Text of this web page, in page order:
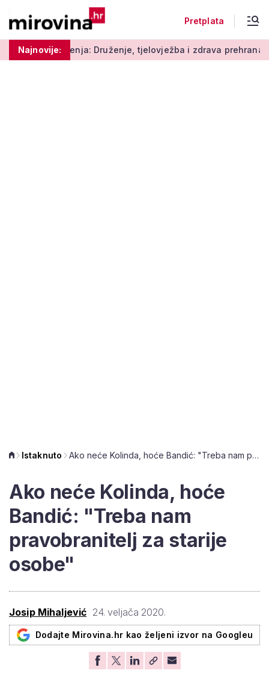
Pretplata
Najnovije:
Druženje, tjelovježba i zdrava prehrana za umirovljenike
Istaknuto Ako neće Kolinda, hoće Bandić: "Treba nam pravobranitelj za starije osobe"
Ako neće Kolinda, hoće
Bandić: "Treba nam
pravobranitelj za starije
osobe"
Josip Mihaljević 24. veljača 2020.
Dodajte Mirovina.hr kao željeni izvor na Googleu